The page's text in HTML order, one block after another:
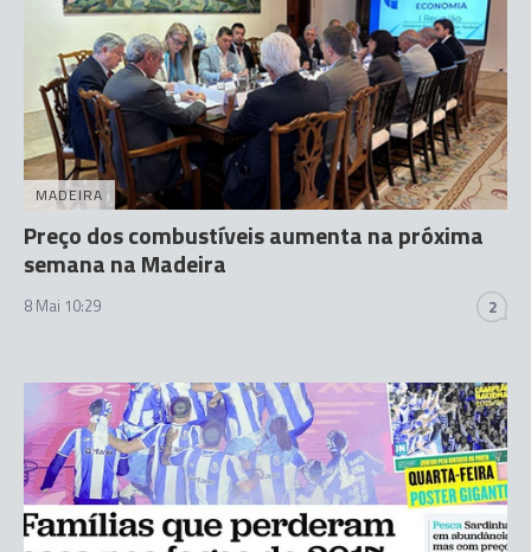
MADEIRA
Preço dos combustíveis aumenta na próxima
semana na Madeira
8 Mai 10:29 2